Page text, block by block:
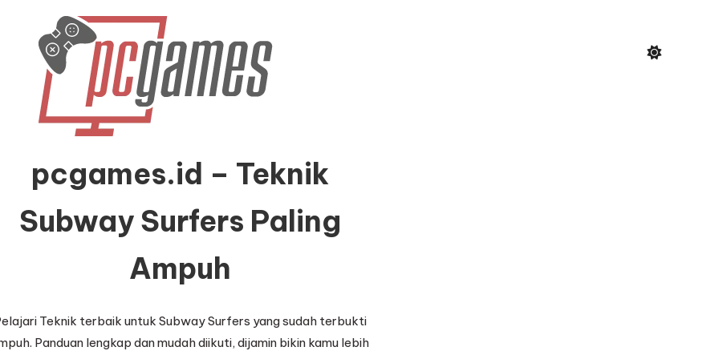
pcgames.id – Teknik
Subway Surfers Paling
Ampuh
Teknik terbaik untuk Subway Surfers yang sudah terbukti
Panduan lengkap dan mudah diikuti, dijamin bikin kamu lebih